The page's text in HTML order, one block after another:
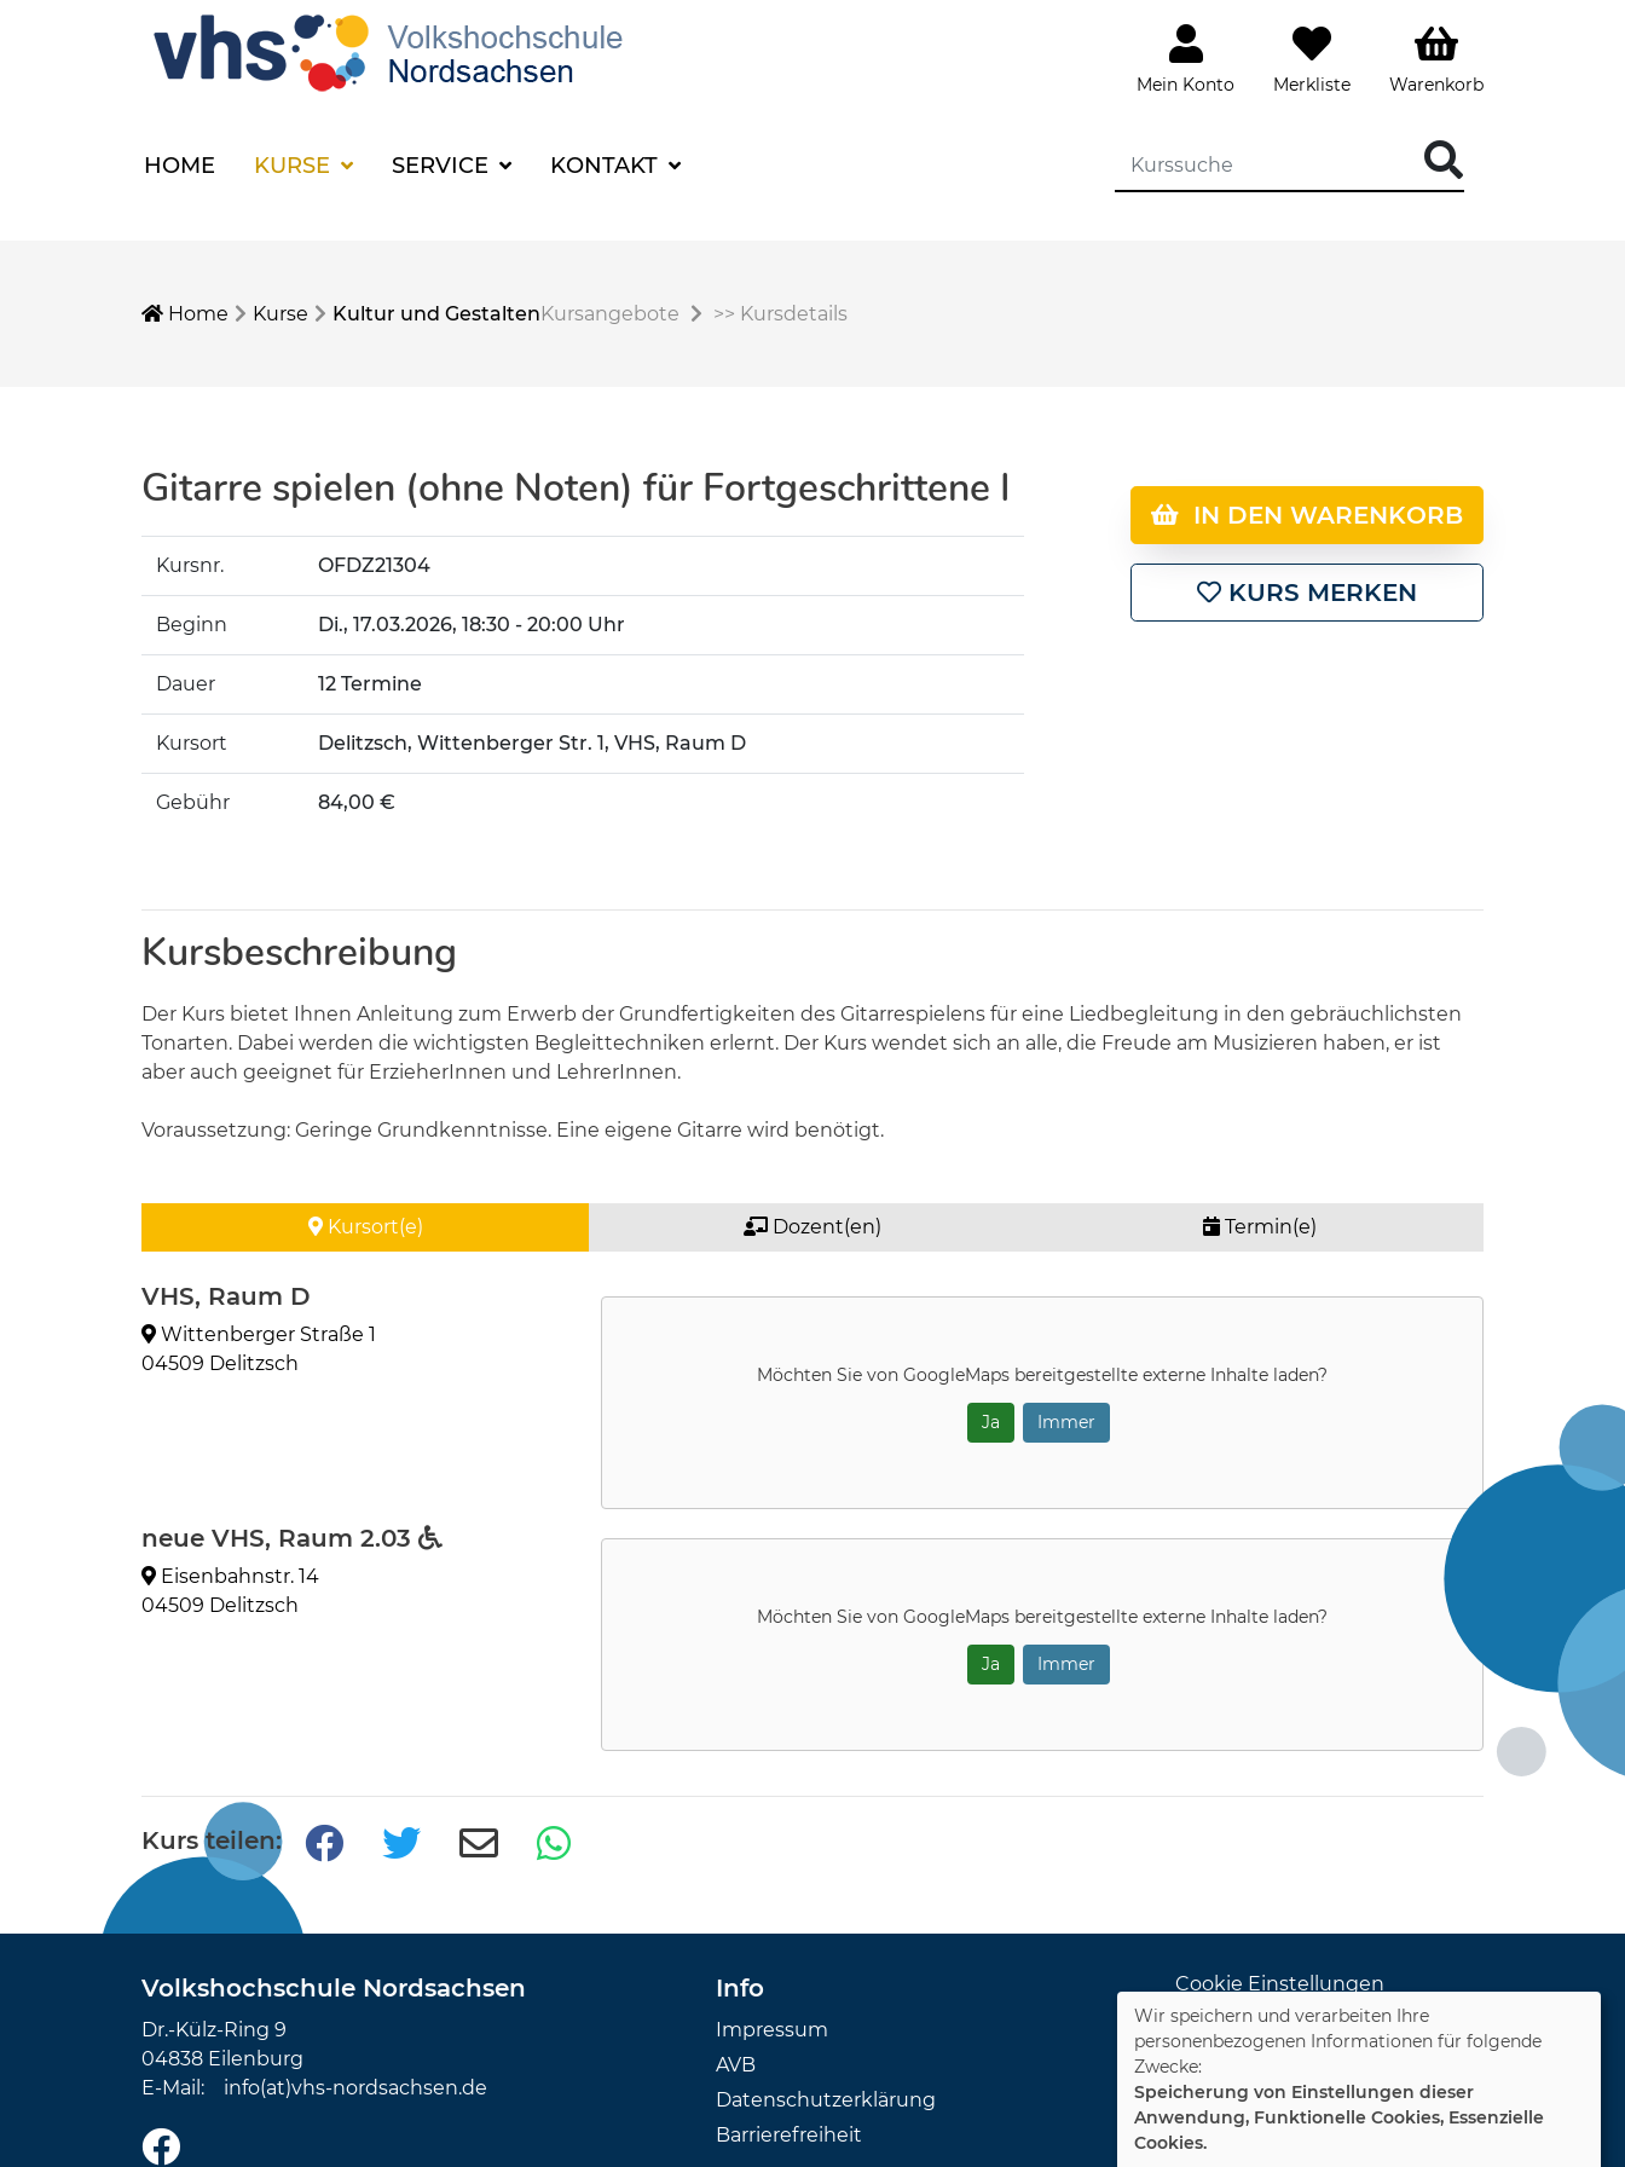
Mein Konto Merkliste Warenkorb
HOME KURSE SERVICE KONTAKT
Home Kurse Kultur und GestaltenKursangebote >> Kursdetails
Gitarre spielen (ohne Noten) für Fortgeschrittene I
Kursnr. OFDZ21304
Beginn Di., 17.03.2026, 18:30 - 20:00 Uhr
Dauer 12 Termine
Kursort Delitzsch, Wittenberger Str. 1, VHS, Raum D
Gebühr 84,00 €
IN DEN WARENKORB
KURS MERKEN
Kursbeschreibung
Der Kurs bietet Ihnen Anleitung zum Erwerb der Grundfertigkeiten des Gitarrespielens für eine Liedbegleitung in den gebräuchlichsten
Tonarten. Dabei werden die wichtigsten Begleittechniken erlernt. Der Kurs wendet sich an alle, die Freude am Musizieren haben, er ist
aber auch geeignet für ErzieherInnen und LehrerInnen.
Voraussetzung: Geringe Grundkenntnisse. Eine eigene Gitarre wird benötigt.
Kursort(e) Dozent(en) Termin(e)
VHS, Raum D
Wittenberger Straße 1
04509 Delitzsch
Möchten Sie von GoogleMaps bereitgestellte externe Inhalte laden?
Ja Immer
neue VHS, Raum 2.03
Eisenbahnstr. 14
04509 Delitzsch
Möchten Sie von GoogleMaps bereitgestellte externe Inhalte laden?
Ja Immer
Kurs teilen:
Volkshochschule Nordsachsen
Dr.-Külz-Ring 9
04838 Eilenburg
E-Mail: info(at)vhs-nordsachsen.de
Info
Impressum
AVB
Datenschutzerklärung
Barrierefreiheit
Cookie Einstellungen
Dozenten-Login
WIDERRUFSFORMULAR
Wir speichern und verarbeiten Ihre
personenbezogenen Informationen für folgende
Zwecke:
Speicherung von Einstellungen dieser
Anwendung, Funktionelle Cookies, Essenzielle
Cookies.